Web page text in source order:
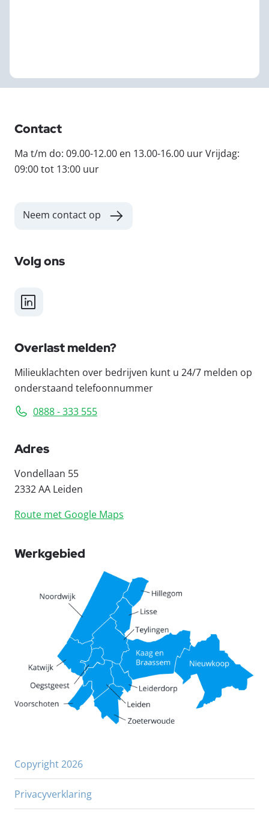
Contact
Ma t/m do: 09.00-12.00 en 13.00-16.00 uur Vrijdag:
09:00 tot 13:00 uur
Neem contact op
Volg ons
LinkedIn
Overlast melden?
Milieuklachten over bedrijven kunt u 24/7 melden op
onderstaand telefoonnummer
0888 - 333 555
Adres
Vondellaan 55
2332 AA Leiden
Route met Google Maps
Werkgebied
Copyright 2026
Privacyverklaring